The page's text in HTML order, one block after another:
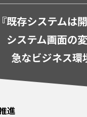
『既存システムは
システム画面の
急なビジネス環
進